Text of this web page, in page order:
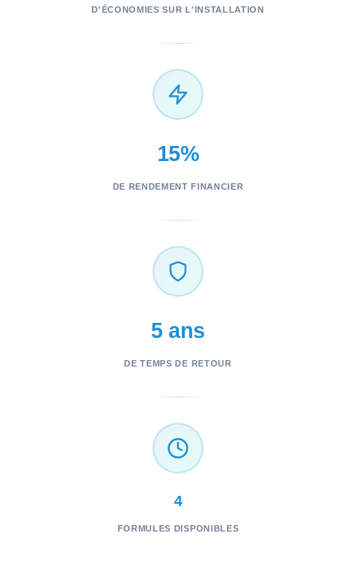
D'ÉCONOMIES SUR L'INSTALLATION
15%
DE RENDEMENT FINANCIER
5 ans
DE TEMPS DE RETOUR
4
FORMULES DISPONIBLES